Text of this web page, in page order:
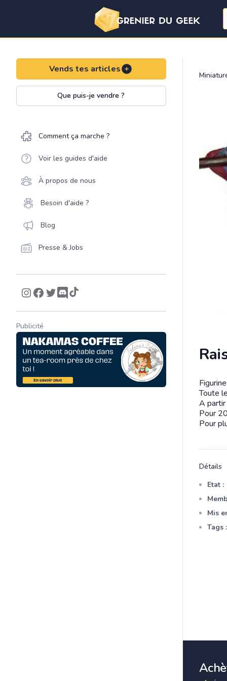
Vends tes articles
Que puis-je vendre ?
Comment ça marche ?
Voir les guides d'aide
À propos de nous
Besoin d'aide ?
Blog
Presse & Jobs
Publicité
Toute
A
Pour
Pour
Détails
Etat :
Mis
Tags :